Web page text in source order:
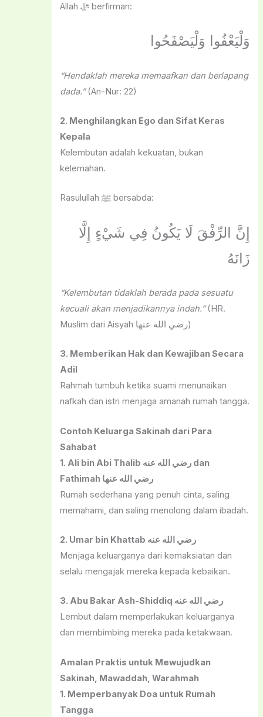
Allah ﷻ berfirman:
وَلْيَعْفُوا وَلْيَصْفَحُوا
“Hendaklah mereka memaafkan dan berlapang
dada.”(An-Nur: 22)
2. Menghilangkan Ego dan Sifat Keras
Kepala
Kelembutan adalah kekuatan, bukan
kelemahan.
Rasulullah ﷺ bersabda:
إِنَّ الرِّفْقَ لَا يَكُونُ فِي شَيْءٍ إِلَّا
زَانَهُ
“Kelembutan tidaklah berada pada sesuatu
kecuali akan menjadikannya indah.”(HR.
Muslim dari Aisyah رضي الله عنها)
3. Memberikan Hak dan Kewajiban Secara
Adil
Rahmah tumbuh ketika suami menunaikan
nafkah dan istri menjaga amanah rumah tangga.
Contoh Keluarga Sakinah dari Para
Sahabat
1. Ali bin Abi Thalib رضي الله عنه dan
Fathimah رضي الله عنها
Rumah sederhana yang penuh cinta, saling
memahami, dan saling menolong dalam ibadah.
2. Umar bin Khattab رضي الله عنه
Menjaga keluarganya dari kemaksiatan dan
selalu mengajak mereka kepada kebaikan.
3. Abu Bakar Ash-Shiddiq رضي الله عنه
Lembut dalam memperlakukan keluarganya
dan membimbing mereka pada ketakwaan.
Amalan Praktis untuk Mewujudkan
Sakinah, Mawaddah, Warahmah
1. Memperbanyak Doa untuk Rumah
Tangga